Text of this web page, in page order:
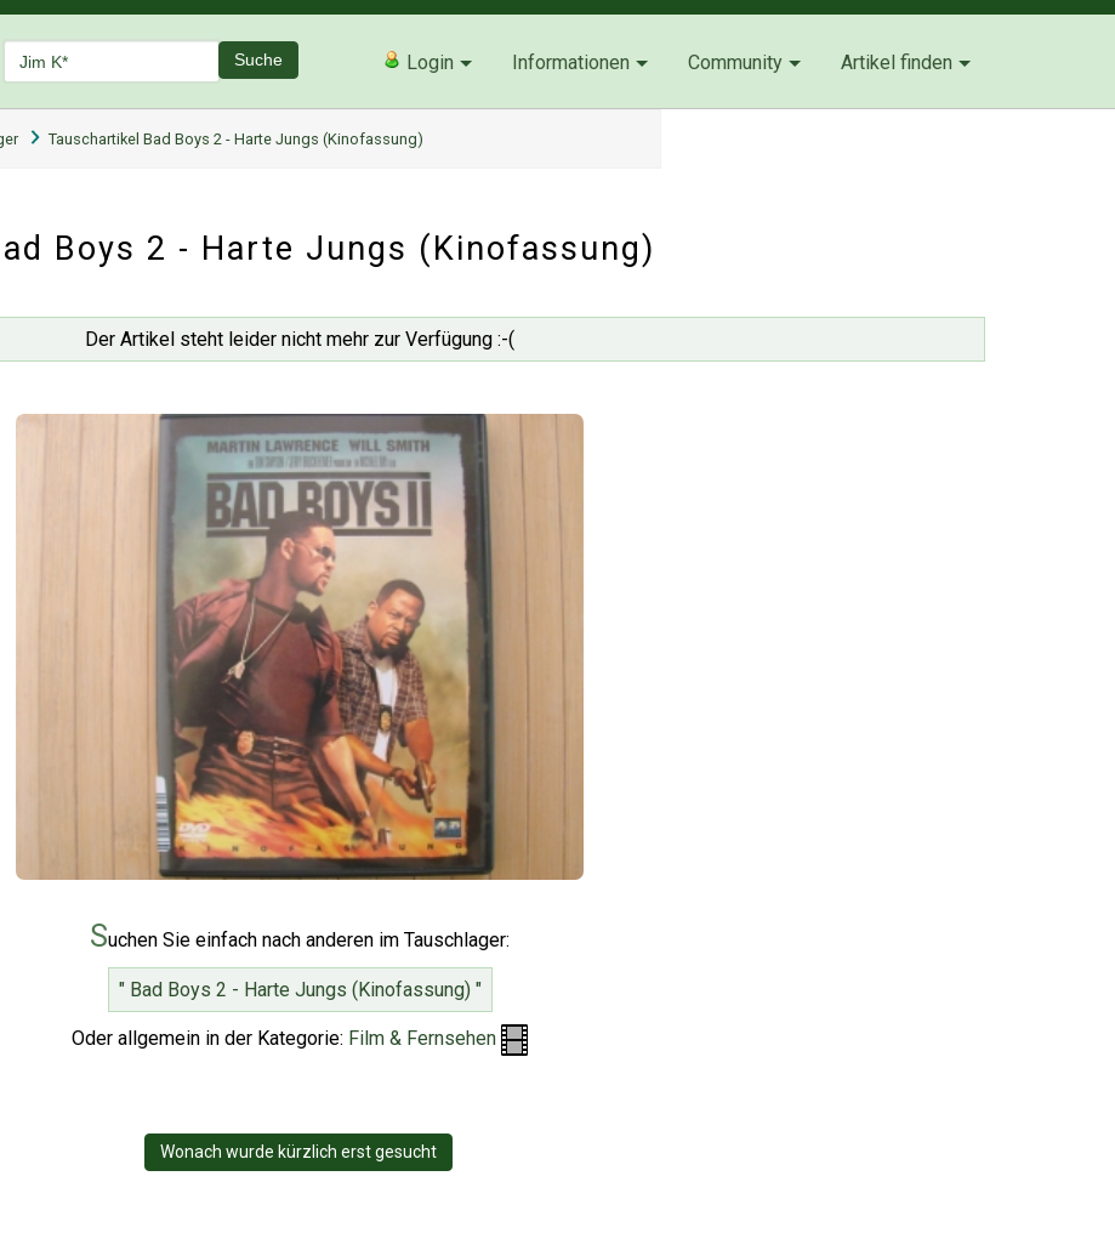
Suche Login Informationen Community Artikel finden
Tauschartikel Bad Boys 2 - Harte Jungs (Kinofassung)
Boys 2 - Harte Jungs (Kinofassung)
Der Artikel steht leider nicht mehr zur Verfügung :-(
Suchen Sie einfach nach anderen im Tauschlager:
" Bad Boys 2 - Harte Jungs (Kinofassung) "
Oder allgemein in der Kategorie: Film & Fernsehen
Wonach wurde kürzlich erst gesucht